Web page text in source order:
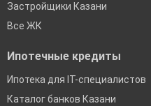
Застройщики Казани
Все ЖК
Ипотечные кредиты
Ипотека для IT-специалистов
Каталог банков Казани